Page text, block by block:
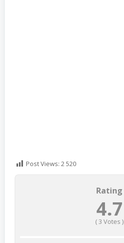
Post Views: 2 520
Rating
4.7
(3 Votes )